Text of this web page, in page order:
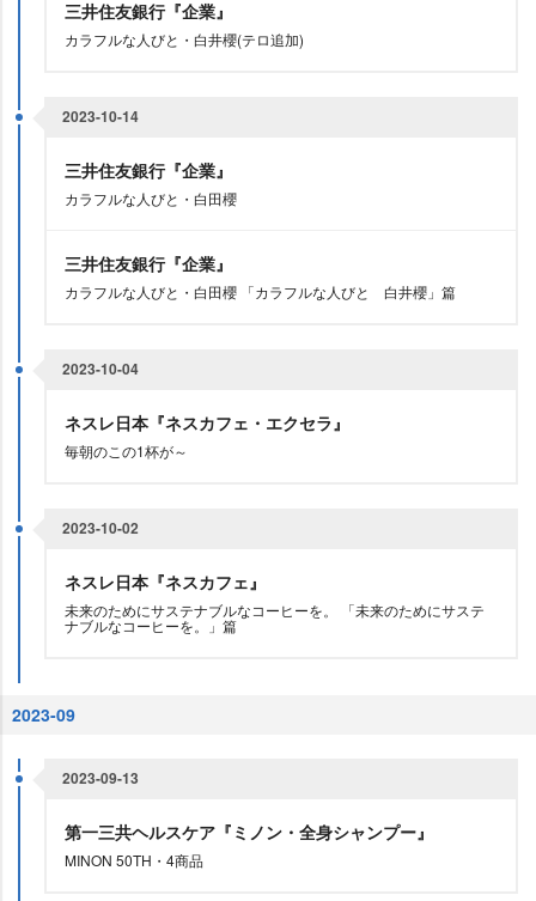
三井住友銀行『企業』
カラフルな人びと・白井櫻(テロ追加)
2023-10-14
三井住友銀行『企業』
カラフルな人びと・白田櫻
三井住友銀行『企業』
カラフルな人びと・白田櫻 「カラフルな人びと 白井櫻」篇
2023-10-04
ネスレ日本『ネスカフェ・エクセラ』
毎朝のこの1杯が～
2023-10-02
ネスレ日本『ネスカフェ』
未来のためにサステナブルなコーヒーを。 「未来のためにサステ
ナブルなコーヒーを。」篇
2023-09
2023-09-13
第一三共ヘルスケア『ミノン・全身シャンプー』
MINON 50TH・4商品